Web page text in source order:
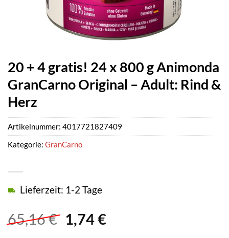
20 + 4 gratis! 24 x 800 g Animonda
GranCarno Original – Adult: Rind &
Herz
65,16€ Ursprünglicher
1,74€Aktueller
Lieferzeit: 1-2 Tage
Artikelnummer: 4017721827409
Kategorie: GranCarno